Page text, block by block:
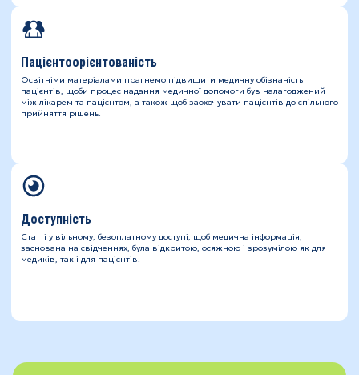
Пацієнтоорієнтованість
Освітніми матеріалами прагнемо підвищити медичну обізнаність
пацієнтів, щоби процес надання медичної допомоги був налагоджений
між лікарем та пацієнтом, а також щоб заохочувати пацієнтів до спільного
прийняття рішень.
Доступність
Статті у вільному, безоплатному доступі, щоб медична інформація,
заснована на свідченнях, була відкритою, осяжною і зрозумілою як для
медиків, так і для пацієнтів.